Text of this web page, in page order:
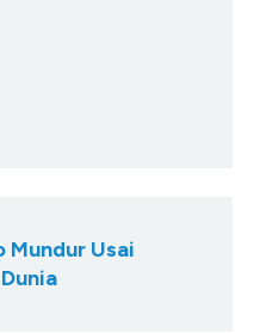
Mundur Usai